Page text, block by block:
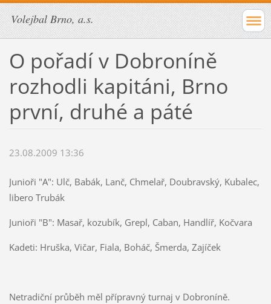
Volejbal Brno, a.s.
O pořadí v Dobroníně
rozhodli kapitáni, Brno
první, druhé a páté
23.08.2009 13:36
Junioři "A": Ulč, Babák, Lanč, Chmelař, Doubravský, Kubalec,
libero Trubák
Junioři "B": Masař, kozubík, Grepl, Caban, Handlíř, Kočvara
Kadeti: Hruška, Vičar, Fiala, Boháč, Šmerda, Zajíček
Netradiční průběh měl přípravný turnaj v Dobroníně.